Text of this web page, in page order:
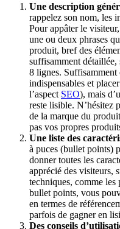
Une description
rappelez son nom, les
Pour appâter le
une ou deux phrases
produit, bref des
suffisamment détaillée,
8 lignes.
indispensables et
l’aspect SEO), mais
reste lisible. N’hésitez
de la marque du
pas vos propres
Une liste des
à puces (bullet points)
donner toutes les
apprécié des visiteurs,
techniques, comme
bullet points, vous
en termes de
parfois de gagner en
Des conseils